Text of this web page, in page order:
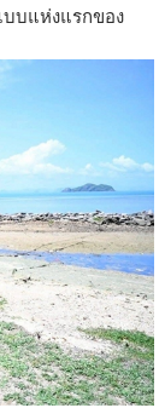
บบแห่งแรกของ